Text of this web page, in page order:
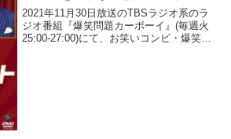
で…」
2021年11月30日放送のTBSラジオ系のラ
ジオ番組『爆笑問題カーボーイ』(毎週火
25:00-27:00)にて、お笑いコンビ・爆笑問